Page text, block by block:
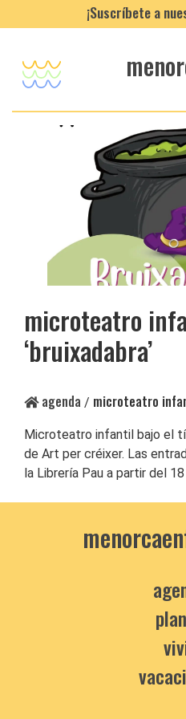
¡Suscríbete a
microteatro
‘bruixadabra’
agenda / microteatro
Microteatro infantil bajo el
de Art per créixer. Las
la Librería Pau a partir del